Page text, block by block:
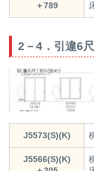
＋789
2－4．引違6
J5573(S)(K)
J5566(S)(K)